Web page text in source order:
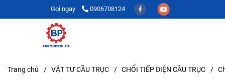
Gọi ngay 0906708124
Trang chủ / VẬT TƯ CẦU TRỤC / CHỔI TIẾP ĐIỆN CẦU TRỤC /